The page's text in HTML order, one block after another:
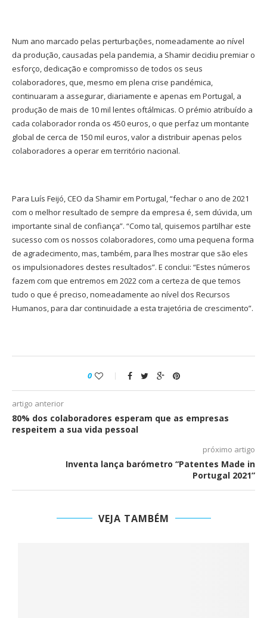
Num ano marcado pelas perturbações, nomeadamente ao nível
da produção, causadas pela pandemia, a Shamir decidiu premiar o
esforço, dedicação e compromisso de todos os seus
colaboradores, que, mesmo em plena crise pandémica,
continuaram a assegurar, diariamente e apenas em Portugal, a
produção de mais de 10 mil lentes oftálmicas. O prémio atribuído a
cada colaborador ronda os 450 euros, o que perfaz um montante
global de cerca de 150 mil euros, valor a distribuir apenas pelos
colaboradores a operar em território nacional.
Para Luís Feijó, CEO da Shamir em Portugal, “fechar o ano de 2021
com o melhor resultado de sempre da empresa é, sem dúvida, um
importante sinal de confiança”. “Como tal, quisemos partilhar este
sucesso com os nossos colaboradores, como uma pequena forma
de agradecimento, mas, também, para lhes mostrar que são eles
os impulsionadores destes resultados”. E conclui: “Estes números
fazem com que entremos em 2022 com a certeza de que temos
tudo o que é preciso, nomeadamente ao nível dos Recursos
Humanos, para dar continuidade a esta trajetória de crescimento”.
0
artigo anterior
80% dos colaboradores esperam que as empresas
respeitem a sua vida pessoal
próximo artigo
Inventa lança barómetro “Patentes Made in
Portugal 2021”
VEJA TAMBÉM